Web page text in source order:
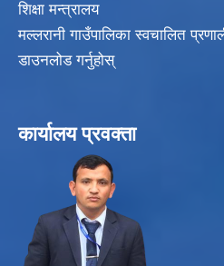
शिक्षा मन्त्रालय
मल्लरानी गाउँपालिका स्वचालित
डाउनलोड गर्नुहोस्
कार्यालय प्रवक्ता